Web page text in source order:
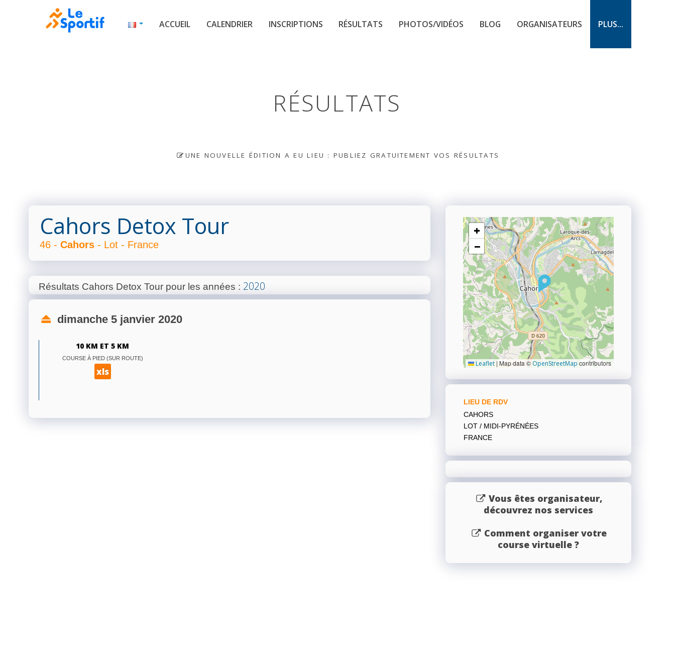
ACCUEIL CALENDRIER INSCRIPTIONS RÉSULTATS PHOTOS/VIDÉOS BLOG ORGANISATEURS PLUS...
RÉSULTATS
UNE NOUVELLE ÉDITION A EU LIEU : PUBLIEZ GRATUITEMENT VOS RÉSULTATS
Cahors Detox Tour
46 - Cahors - Lot - France
Résultats Cahors Detox Tour pour les années : 2020
dimanche 5 janvier 2020
10 KM ET 5 KM
COURSE À PIED (SUR ROUTE)
xls
+
−
Leaflet | Map data © OpenStreetMap contributors
LIEU DE RDV
CAHORS
LOT / MIDI-PYRÉNÉES
FRANCE
Vous êtes organisateur,
découvrez nos services
Comment organiser votre
course virtuelle ?